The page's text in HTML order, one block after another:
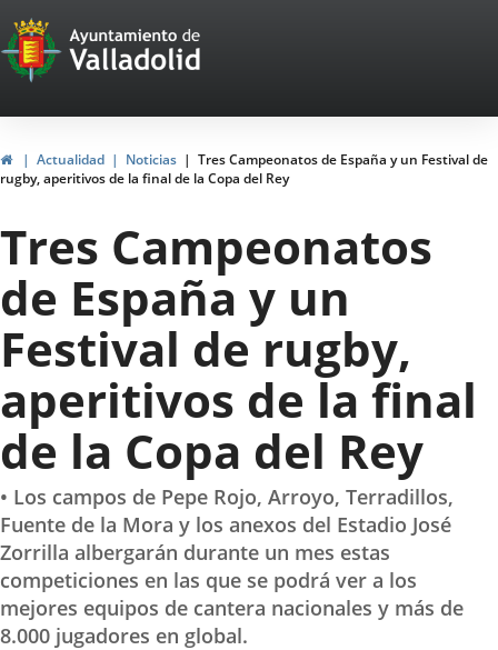
Portal
Web
del
Ayuntamiento
de
Valladolid
HomeActualidad Noticias
Tres Campeonatos de España y un Festival de
rugby, aperitivos de la final de la Copa del Rey
Tres Campeonatos
de España y un
Festival de rugby,
aperitivos de la final
de la Copa del Rey
• Los campos de Pepe Rojo, Arroyo, Terradillos,
Fuente de la Mora y los anexos del Estadio José
Zorrilla albergarán durante un mes estas
competiciones en las que se podrá ver a los
mejores equipos de cantera nacionales y más de
8.000 jugadores en global.